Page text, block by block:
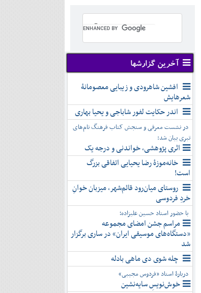
آخرین گزارشها
افشین شاهرودی و زیبایی معصومانۀ
شعرهایش
اندر حکایت لفور شاباجی و یحیا بهاری
در نشست معرفی و سنجش کتاب فرهنگ نام‌های
تبری بیان شد:
اثری پژوهشی، خواندنی و درجه یک
خانه‌موزۀ رضا یحیایی اتفاقی بزرگ
است!
روستای میان‌رود قائم‌شهر، میزبان خوانِ
خردِ فردوسی
با حضور استاد حسین علیزاده؛
مراسم جشن امضای مجموعه
«دستگاه‌های موسیقی ایران» در ساری برگزار
شد
چله شوی دی ماهی بادله
دربارۀ استاد «فردوس مجیبی»
خوش‌نویسِ سایه‌نشین